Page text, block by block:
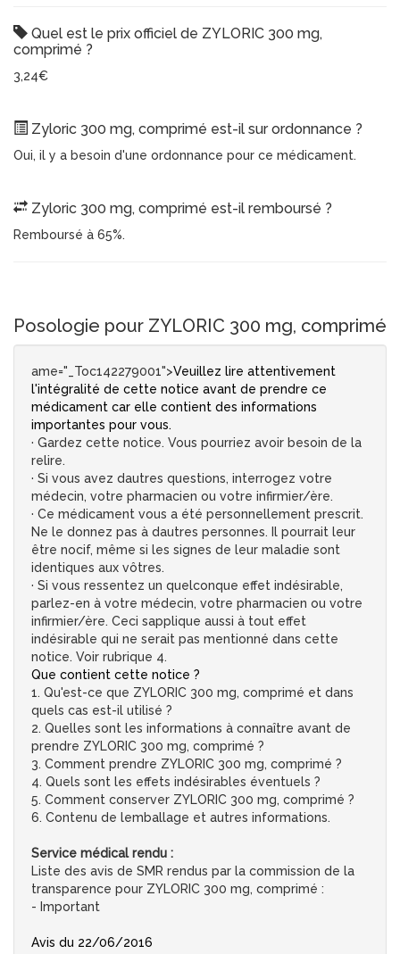
Quel est le prix officiel de ZYLORIC 300 mg,
comprimé ?
3,24€
Zyloric 300 mg, comprimé est-il sur ordonnance ?
Oui, il y a besoin d'une ordonnance pour ce médicament.
Zyloric 300 mg, comprimé est-il remboursé ?
Remboursé à 65%.
Posologie pour ZYLORIC 300 mg, comprimé
ame="_Toc142279001">Veuillez lire attentivement
l'intégralité de cette notice avant de prendre ce
médicament car elle contient des informations
importantes pour vous.
· Gardez cette notice. Vous pourriez avoir besoin de la
relire.
· Si vous avez dautres questions, interrogez votre
médecin, votre pharmacien ou votre infirmier/ère.
· Ce médicament vous a été personnellement prescrit.
Ne le donnez pas à dautres personnes. Il pourrait leur
être nocif, même si les signes de leur maladie sont
identiques aux vôtres.
· Si vous ressentez un quelconque effet indésirable,
parlez-en à votre médecin, votre pharmacien ou votre
infirmier/ère. Ceci sapplique aussi à tout effet
indésirable qui ne serait pas mentionné dans cette
notice. Voir rubrique 4.
Que contient cette notice ?
1. Qu'est-ce que ZYLORIC 300 mg, comprimé et dans
quels cas est-il utilisé ?
2. Quelles sont les informations à connaître avant de
prendre ZYLORIC 300 mg, comprimé ?
3. Comment prendre ZYLORIC 300 mg, comprimé ?
4. Quels sont les effets indésirables éventuels ?
5. Comment conserver ZYLORIC 300 mg, comprimé ?
6. Contenu de lemballage et autres informations.
Service médical rendu :
Liste des avis de SMR rendus par la commission de la
transparence pour ZYLORIC 300 mg, comprimé :
- Important
Avis du 22/06/2016